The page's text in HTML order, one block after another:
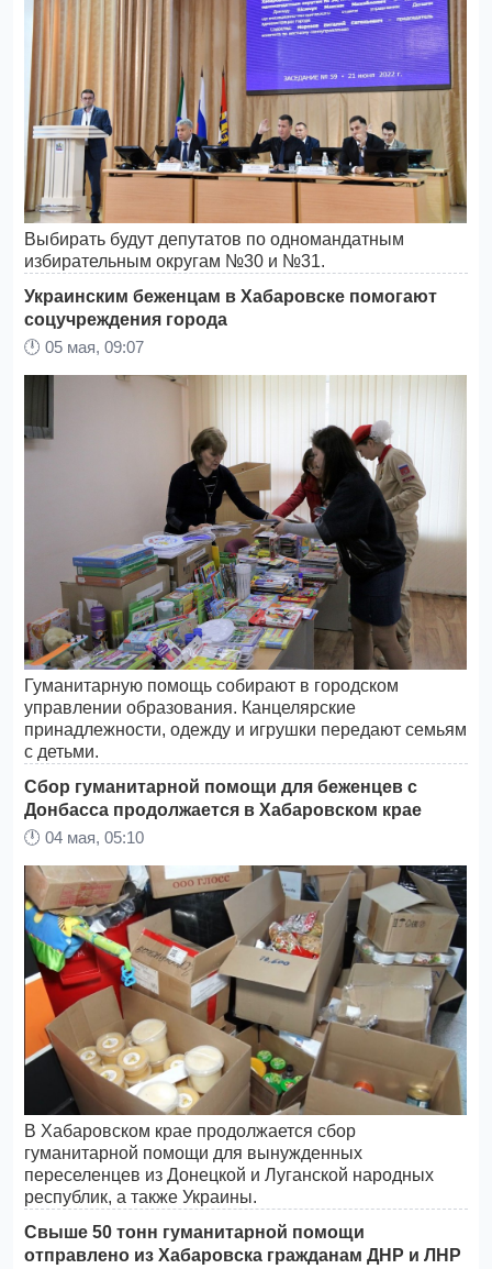
Выбирать будут депутатов по одномандатным
избирательным округам №30 и №31.
Украинским беженцам в Хабаровске помогают
соцучреждения города
🕛05 мая, 09:07
Гуманитарную помощь собирают в городском
управлении образования. Канцелярские
принадлежности, одежду и игрушки передают семьям
с детьми.
Сбор гуманитарной помощи для беженцев с
Донбасса продолжается в Хабаровском крае
🕛04 мая, 05:10
В Хабаровском крае продолжается сбор
гуманитарной помощи для вынужденных
переселенцев из Донецкой и Луганской народных
республик, а также Украины.
Свыше 50 тонн гуманитарной помощи
отправлено из Хабаровска гражданам ДНР и ЛНР